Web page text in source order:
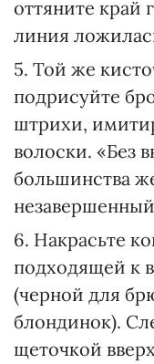
оттяните край
линия
5. Той же
подрисуйте
штрихи,
волоски. «Без
большинства
6. Накрасьте
подходящей к
(черной для
блондинок).
щеточкой